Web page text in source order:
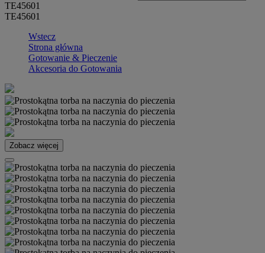
TE45601
TE45601
Wstecz
Strona główna
Gotowanie & Pieczenie
Akcesoria do Gotowania
Zobacz więcej